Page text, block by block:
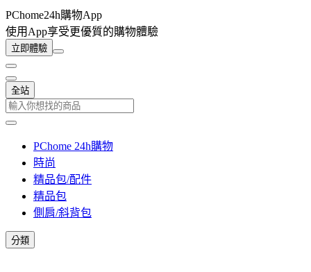
PChome24h購物App
使用App享受更優質的購物體驗
立即體驗
全站
PChome 24h購物
時尚
精品包/配件
精品包
側肩/斜背包
分類